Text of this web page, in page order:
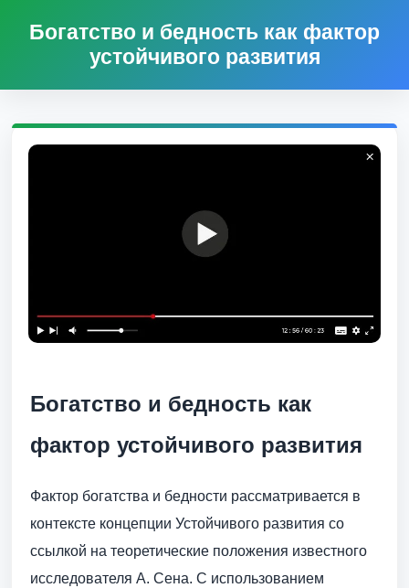
Богатство и бедность как фактор
устойчивого развития
Богатство и бедность как
фактор устойчивого развития
Фактор богатства и бедности рассматривается в
контексте концепции Устойчивого развития со
ссылкой на теоретические положения известного
исследователя А. Сена. С использованием